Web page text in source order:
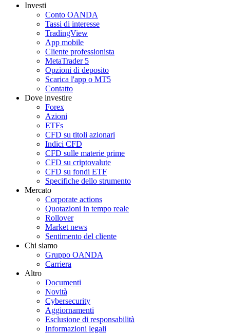
Investi
Conto OANDA
Tassi di interesse
TradingView
App mobile
Cliente professionista
MetaTrader 5
Opzioni di deposito
Scarica l'app o MT5
Contatto
Dove investire
Forex
Azioni
ETFs
CFD su titoli azionari
Indici CFD
CFD sulle materie prime
CFD su criptovalute
CFD su fondi ETF
Specifiche dello strumento
Mercato
Corporate actions
Quotazioni in tempo reale
Rollover
Market news
Sentimento del cliente
Chi siamo
Gruppo OANDA
Carriera
Altro
Documenti
Novità
Cybersecurity
Aggiornamenti
Esclusione di responsabilità
Informazioni legali